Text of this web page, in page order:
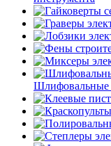
Шлифовальные